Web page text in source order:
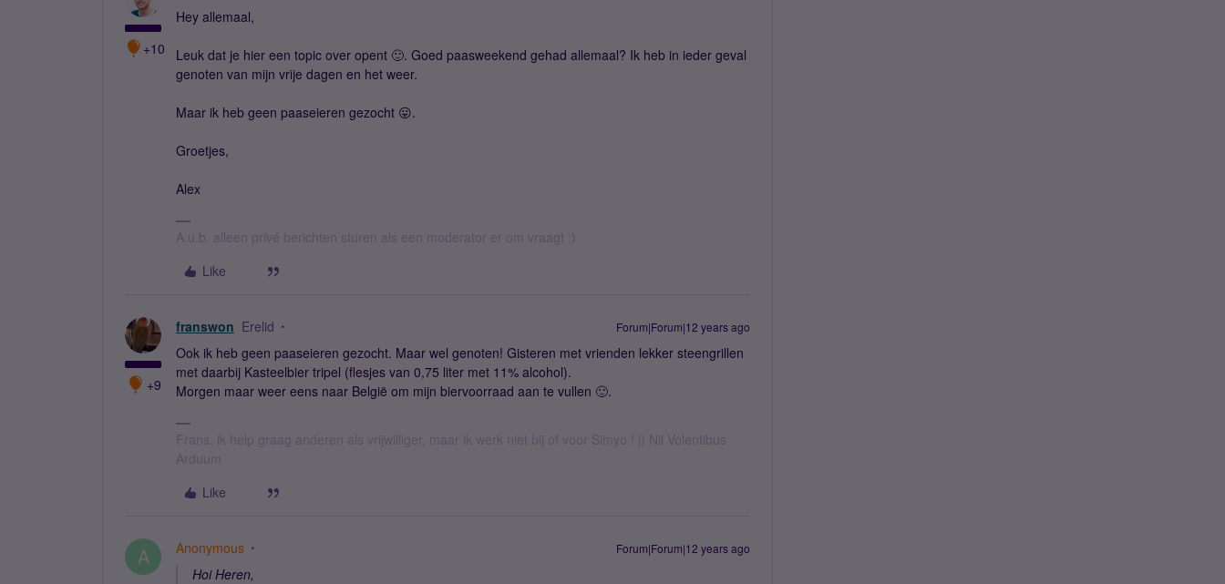
+10
Hey allemaal,
Leuk dat je hier een topic over opent 🙂. Goed paasweekend gehad allemaal? Ik heb in ieder geval
genoten van mijn vrije dagen en het weer.
Maar ik heb geen paaseieren gezocht 😛.
Groetjes,
Alex
A.u.b. alleen privé berichten sturen als een moderator er om vraagt :)
Like
+9
franswon Erelid Forum|Forum|12 years ago
Ook ik heb geen paaseieren gezocht. Maar wel genoten! Gisteren met vrienden lekker steengrillen
met daarbij Kasteelbier tripel (flesjes van 0,75 liter met 11% alcohol).
Morgen maar weer eens naar België om mijn biervoorraad aan te vullen 🙂.
Frans, ik help graag anderen als vrijwilliger, maar ik werk niet bij of voor Simyo ! || Nil Volentibus
Arduum
Like
A Anonymous Forum|Forum|12 years ago
Hoi Heren,